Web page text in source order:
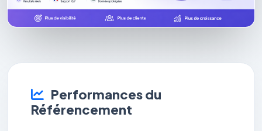
Performances du
Référencement